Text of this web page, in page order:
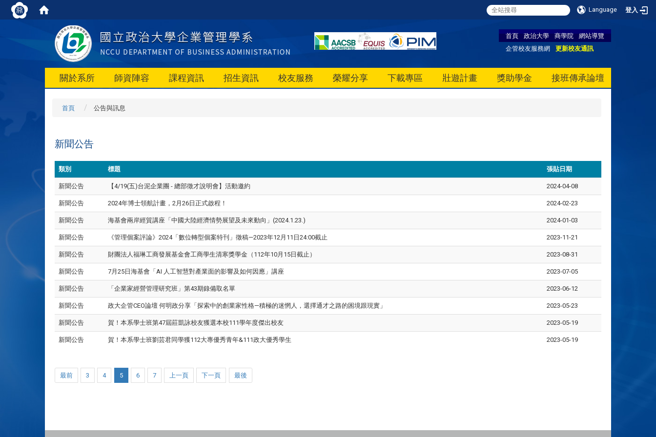
Language 登入
首頁 政治大學 商學院
網站導覽
企管校友服務網
更新校友通訊
關於系所 師資陣容 課程資訊 招生資訊 校友服務 榮耀分享 下載專區 壯遊計畫 獎助學金 接班傳承論壇
首頁 公告與訊息
新聞公告
類別 標題 張貼日期
新聞公告 【4/19(五)台泥企業團 - 總部徵才說明會】活動邀約 2024-04-08
新聞公告 2024年博士領航計畫，2月26日正式啟程！ 2024-02-23
新聞公告 海基會兩岸經貿講座「中國大陸經濟情勢展望及未來動向」(2024.1.23.) 2024-01-03
新聞公告 《管理個案評論》2024「數位轉型個案特刊」徵稿—2023年12月11日24:00截止 2023-11-21
新聞公告 財團法人福琳工商發展基金會工商學生清寒獎學金（112年10月15日截止） 2023-08-31
新聞公告 7月25日海基會「AI 人工智慧對產業面的影響及如何因應」講座 2023-07-05
新聞公告 「企業家經營管理研究班」第43期錄備取名單 2023-06-12
新聞公告 政大企管CEO論壇 何明政分享「探索中的創業家性格—積極的迷惘人，選擇通才之路的困境跟現實」 2023-05-23
新聞公告 賀！本系學士班第47屆莊凱詠校友獲選本校111學年度傑出校友 2023-05-19
新聞公告 賀！本系學士班劉芸君同學獲112大專優秀青年&111政大優秀學生 2023-05-19
最前 3 4 5 6 7 上一頁 下一頁 最後